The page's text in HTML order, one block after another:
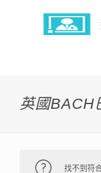
英國BACH
找不到符